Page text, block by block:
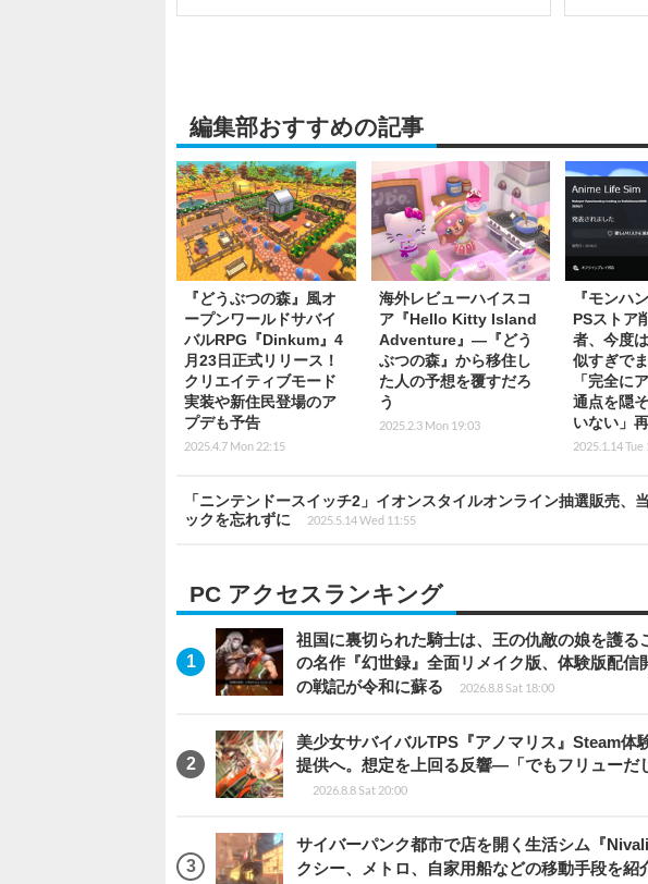
編集部おすすめの記事
『どうぶつの森』風オ
ープンワールドサバイ
バルRPG『Dinkum』4
月23日正式リリース！
クリエイティブモード
実装や新住民登場のア
プデも予告
2025.4.7 Mon 22:15
海外レビューハイスコ
ア『Hello Kitty Island
Adventure』―『どう
ぶつの森』から移住し
た人の予想を覆すだろ
う
2025.2.3 Mon 19:03
『モンハ
PSストア
者、今度
似すぎで
「完全に
通点を隠
いない」
2025.1.14 Tue
「ニンテンドースイッチ2」イオンスタイルオンライン抽選販売、
ックを忘れずに
2025.5.14 Wed 11:55
PC アクセスランキング
祖国に裏切られた騎士は、王の仇敵の娘を護
の名作『幻世録』全面リメイク版、体験版配
の戦記が令和に蘇る
2026.8.8 Sat 18:00
美少女サバイバルTPS『アノマリス』Steam体
提供へ。想定を上回る反響―「でもフリューだ
2026.8.8 Sat 20:00
サイバーパンク都市で店を開く生活シム『
クシー、メトロ、自家用船などの移動手段を紹